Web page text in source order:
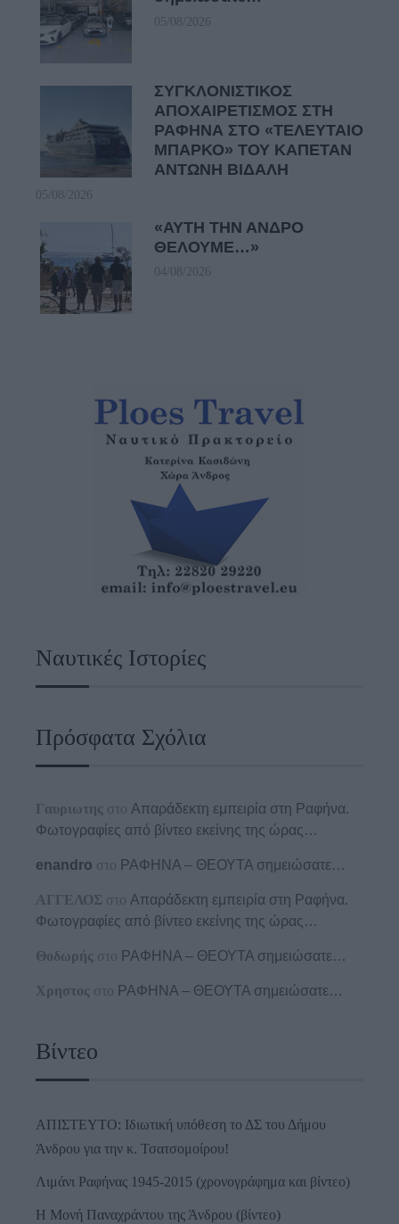
05/08/2026
ΣΥΓΚΛΟΝΙΣΤΙΚΟΣ
ΑΠΟΧΑΙΡΕΤΙΣΜΟΣ ΣΤΗ
ΡΑΦΗΝΑ ΣΤΟ «ΤΕΛΕΥΤΑΙΟ
ΜΠΑΡΚΟ» ΤΟΥ ΚΑΠΕΤΑΝ
ΑΝΤΩΝΗ ΒΙΔΑΛΗ
05/08/2026
«ΑΥΤΗ ΤΗΝ ΑΝΔΡΟ
ΘΕΛΟΥΜΕ…»
04/08/2026
Ναυτικές Ιστορίες
Πρόσφατα Σχόλια
Γαυριωτης στο Απαράδεκτη εμπειρία στη Ραφήνα.
Φωτογραφίες από βίντεο εκείνης της ώρας…
enandro στο ΡΑΦΗΝΑ – ΘΕΟΥΤΑ σημειώσατε…
ΑΓΓΕΛΟΣ στο Απαράδεκτη εμπειρία στη Ραφήνα.
Φωτογραφίες από βίντεο εκείνης της ώρας…
Θοδωρής στο ΡΑΦΗΝΑ – ΘΕΟΥΤΑ σημειώσατε…
Χρηστος στο ΡΑΦΗΝΑ – ΘΕΟΥΤΑ σημειώσατε…
Βίντεο
ΑΠΙΣΤΕΥΤΟ: Ιδιωτική υπόθεση το ΔΣ του Δήμου
Άνδρου για την κ. Τσατσομοίρου!
Λιμάνι Ραφήνας 1945-2015 (χρονογράφημα και βίντεο)
Η Μονή Παναχράντου της Άνδρου (βίντεο)